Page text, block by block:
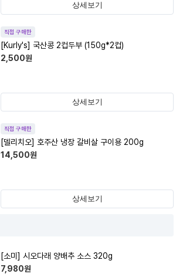
상세보기
직접 구매한
[Kurly's] 국산콩 2컵두부 (150g*2컵)
2,500원
상세보기
직접 구매한
[델리치오] 호주산 냉장 갈비살 구이용 200g
14,500원
상세보기
[소미] 시오다래 양배추 소스 320g
7,980원